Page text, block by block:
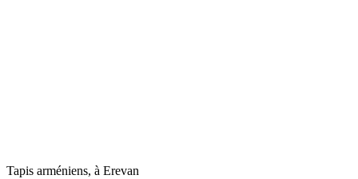
Tapis arméniens, à Erevan